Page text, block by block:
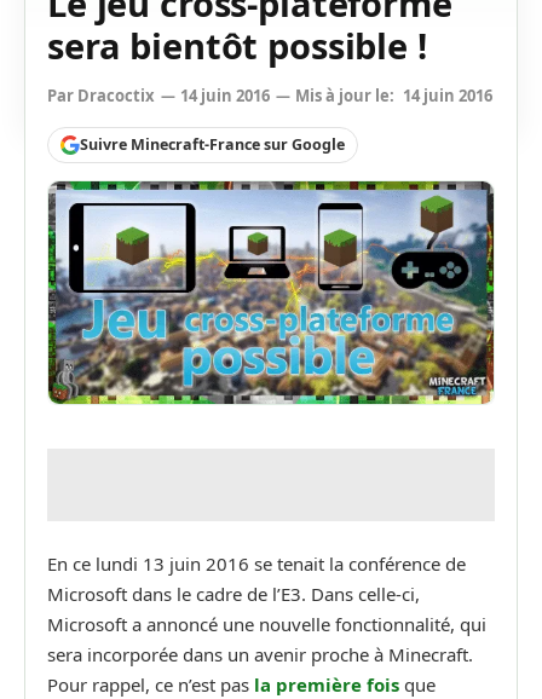
sera bientôt possible !
Par Dracoctix 14 juin 2016 Mis à jour le: 14 juin 2016
Suivre Minecraft-France sur Google
En ce lundi 13 juin 2016 se tenait la conférence de
Microsoft dans le cadre de l’E3. Dans celle-ci,
Microsoft a annoncé une nouvelle fonctionnalité, qui
sera incorporée dans un avenir proche à Minecraft.
Pour rappel, ce n’est pas la première fois que